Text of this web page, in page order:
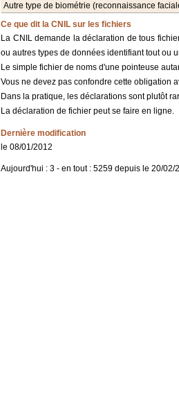
Autre type de biométrie (reconnaissance
Ce que dit la CNIL sur les fichiers
La CNIL demande la déclaration de tous
ou autres types de données identifiant tout ou
Le simple fichier de noms d'une pointeuse
Vous ne devez pas confondre cette obligation
Dans la pratique, les déclarations sont plutôt
La déclaration de fichier peut se faire en ligne.
Dernière modification
le 08/01/2012
Aujourd'hui : 3 - en tout : 5259 depuis le 20/02/